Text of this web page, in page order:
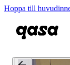
Hoppa till